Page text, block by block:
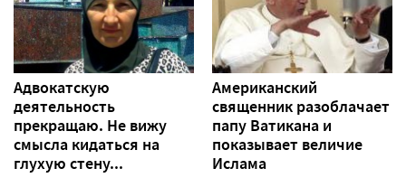
Адвокатскую
деятельность
прекращаю. Не вижу
смысла кидаться на
глухую стену...
Американский
священник разоблачает
папу Ватикана и
показывает величие
Ислама